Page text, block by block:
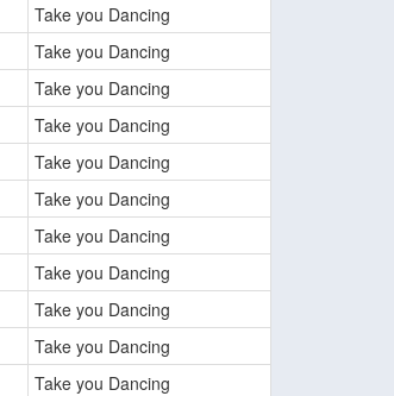
Take you Dancing
Take you Dancing
Take you Dancing
Take you Dancing
Take you Dancing
Take you Dancing
Take you Dancing
Take you Dancing
Take you Dancing
Take you Dancing
Take you Dancing